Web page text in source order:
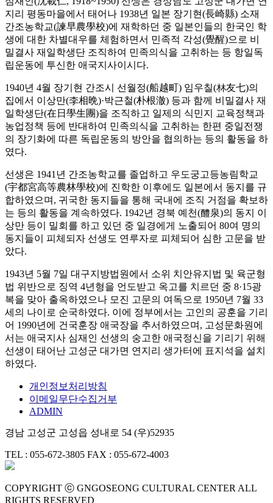
지리 평동마을에서 태어나 1938년 일본 장기현(長崎縣) 소재
간조농학교(諫早農學校)에 재학하던 중 일본인들의 한국인 학
생에 대한 차별대우를 체험하면서 민족적 각성(覺醒)으로 비
밀결사 재일학생단 조직하여 민족의식을 고취하는 등 항일독
립운동에 투신한 애국지사이시다.
1940년 4월 장기현 간조시 선월정(船越町) 임우칠(林友七)의
집에서 이상만(李相晩)·박근철(朴根澈) 등과 함께 비밀결사 재
일학생단(在日學生團)을 조직하고 일제의 식민지 교육정책과
농업정책 등에 반대하여 민족의식을 고취하는 한편 중일전쟁
의 장기화에 따른 독립운동의 방안을 협의하는 등의 활동을 하
였다.
선생은 1941년 간조농학교를 졸업하고 우도궁고등농림학교
(宇都宮高等農林學校)에 진학한 이후에도 일본에서 동지를 규
합하였으며, 귀국한 동지들을 통해 국내에 조직 거점을 확보하
는 등의 활동을 계속하였다. 1942년 경북 예천(醴泉)의 동지 이
상만 등이 밀회를 하고 있던 중 일경에게 노출되어 80여 명의
동지들이 피체되자 선생도 연루자로 피체되어 심한 고문을 받
았다.
1943년 5월 7일 대구지방법원에서 소위 치안유지법 및 육군형
법 위반으로 징역 4년형을 언도받고 옥고를 치르던 중 8·15광
복을 맞아 출옥하였으나 모진 고문의 여독으로 1950년 7월 33
세의 나이로 순국하였다. 이에 정부에서는 고인의 공훈을 기리
어 1990년에 건국훈장 애국장을 추서하였으며, 고성문화원에
서는 애국지사 심재인 선생의 숭고한 애국정신을 기리기 위해
선생이 태어난 고성군 대가면 연지리 생가터에 표지석을 설치
하였다.
개인정보처리방침
이메일무단수집거부
ADMIN
경남 고성군 고성읍 성내로 54 (우)52935
TEL : 055-672-3805 FAX : 055-672-4003
COPYRIGHT ⓒ GNGOSEONG CULTURAL CENTER ALL
RIGHTS RESERVED